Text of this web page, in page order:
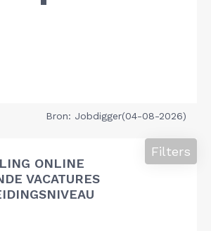
Bron: Jobdigger(04-08-2026)
ONLINE
VACATURES
Filters